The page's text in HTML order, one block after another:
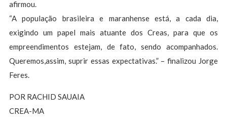
afirmou.
“A população brasileira e maranhense está, a cada dia,
exigindo um papel mais atuante dos Creas, para que os
empreendimentos estejam, de fato, sendo acompanhados.
Queremos,assim, suprir essas expectativas.” – finalizou Jorge
Feres.
POR RACHID SAUAIA
CREA-MA